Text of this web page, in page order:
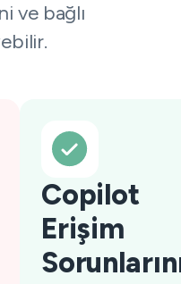
ve bağlı
Copilot
Erişim